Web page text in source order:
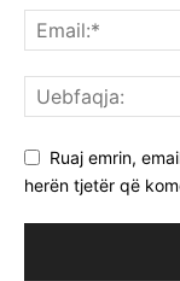
Ruaj emrin,
herën tjetër që